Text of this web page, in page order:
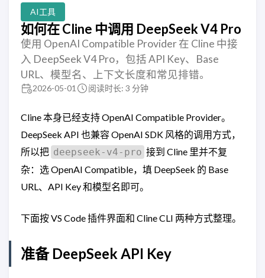
AI工具
如何在 Cline 中调用 DeepSeek V4 Pro
使用 OpenAI Compatible Provider 在 Cline 中接
入 DeepSeek V4 Pro，包括 API Key、Base
URL、模型名、上下文长度和常见排错。
2026-05-01 阅读时长: 3 分钟
Cline 本身已经支持 OpenAI Compatible Provider。
DeepSeek API 也兼容 OpenAI SDK 风格的调用方式，
所以把 deepseek-v4-pro 接到 Cline 里并不复
杂：选 OpenAI Compatible，填 DeepSeek 的 Base
URL、API Key 和模型名即可。
下面按 VS Code 插件界面和 Cline CLI 两种方式整理。
准备 DeepSeek API Key